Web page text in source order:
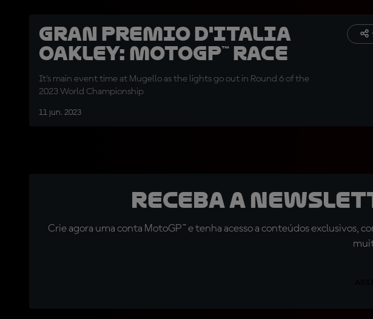
Gran Premio d'Italia
Oakley: MotoGP™ Race
It's main event time at Mugello as the lights go out in Round 6 of the
2023 World Championship
11 jun. 2023
Receba a
Crie agora uma conta MotoGP™ e tenha acesso a conteúdos exclusivos,